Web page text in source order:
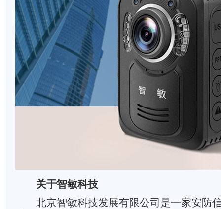
关于智敏科技
北京智敏科技发展有限公司是一家安防